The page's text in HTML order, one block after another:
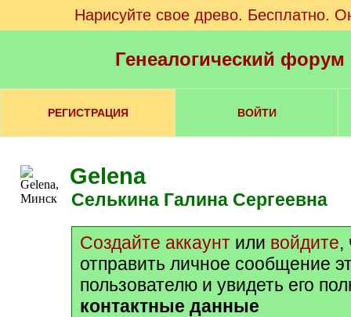
Нарисуйте свое древо. Бесплатно.
Генеалогический
РЕГИСТРАЦИЯ ВОЙТИ
Gelena
Селькина Галина Сергеевна
Создайте аккаунт или войдите,
отправить личное сообщение
пользователю и увидеть его
контактные данные